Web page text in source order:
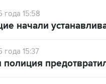
года 15:58
начали
года 15:37
полиция